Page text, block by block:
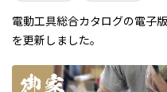
電動工具総合カタログの電子版
を更新しました。